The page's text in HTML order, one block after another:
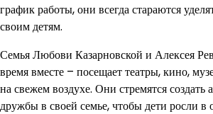
график работы, они всегда стараются
своим детям.
Семья Любови Казарновской и Алексея
время вместе – посещает театры, кино,
на свежем воздухе. Они стремятся
дружбы в своей семье, чтобы дети росли в